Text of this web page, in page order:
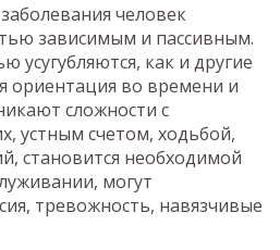
человек
зависимым и пассивным.
усугубляются, как и другие
ориентация во времени и
сложности с
устным счетом, ходьбой,
становится необходимой
могут
тревожность, навязчивые